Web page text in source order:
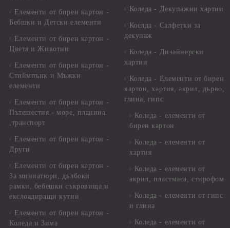
Елементи от бирен картон -
Бебшки и Детски елементи
Елементи от бирен картон -
Цветя и Животни
Елементи от бирен картон -
Стиймпънк и Мъжки
елементи
Елементи от бирен картон -
Пътешестия - море, планина
,транспорт
Елементи от бирен картон -
Други
Елементи от бирен картон -
За миниатюри, дълбоки
рамки, бебешки съкровища и
екслоадиращи кутии
Елементи от бирен картон -
Коледа и Зима
Коледа - Декупажни хартии
Коелда - Салфетки за
декупаж
Коледа - Дизайнерски
хартии
Коледа - Eлементи от бирен
картон, хартия, акрил, дърво,
глина, гипс
Коледа - елементи от
бирен картон
Коледа - елементи от
хартия
Коледа - елементи от
акрил, пластмаса, стирофом
Коледа - елементи от гипс
и глина
Коледа - елементи от